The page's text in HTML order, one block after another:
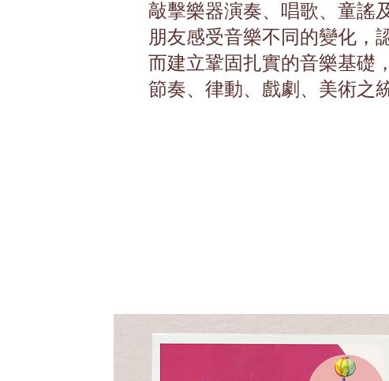
敲擊樂器演奏、唱歌、童謠
朋友感受音樂不同的變化，
而建立鞏固扎實的音樂基礎
節奏、律動、戲劇、美術之